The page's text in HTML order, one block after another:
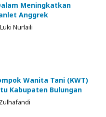
Meningkatkan
Anggrek
Nurlaili
Wanita Tani (KWT)
Kabupaten Bulungan